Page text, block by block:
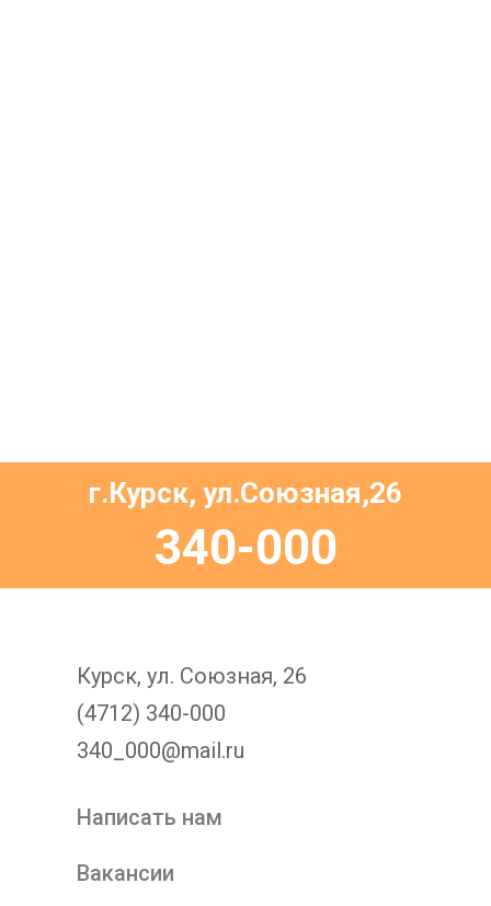
г.Курск, ул.Союзная,26
340-000
Курск, ул. Союзная, 26
(4712) 340-000
340_000@mail.ru
Написать нам
Вакансии